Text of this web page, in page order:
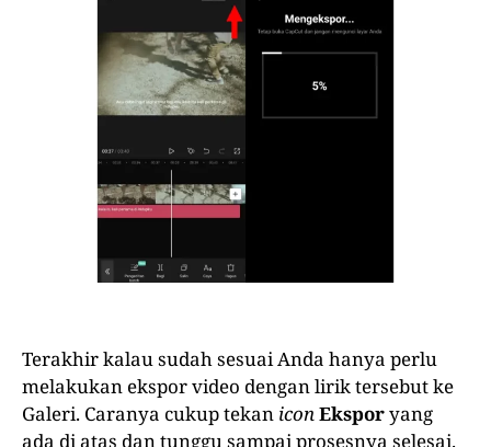
Terakhir kalau sudah sesuai Anda hanya perlu
melakukan ekspor video dengan lirik tersebut ke
Galeri. Caranya cukup tekan iconEksporyang
ada di atas dan tunggu sampai prosesnya selesai.